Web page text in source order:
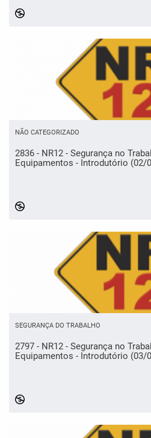
NÃO CATEGORIZADO
2836 - NR12 - Segurança no
Equipamentos - Introdutório (02/
SEGURANÇA DO TRABALHO
2797 - NR12 - Segurança no
Equipamentos - Introdutório (03/